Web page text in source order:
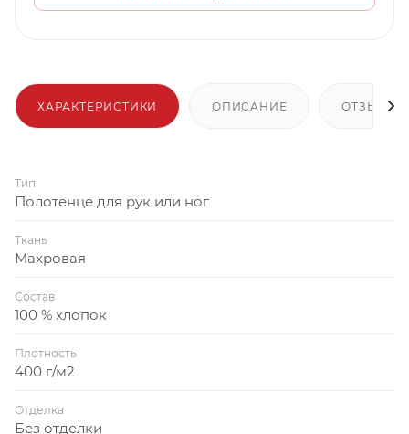
ХАРАКТЕРИСТИКИ ОПИСАНИЕ ОТЗЫВЫ
Тип
Полотенце для рук или ног
Ткань
Махровая
Состав
100 % хлопок
Плотность
400 г/м2
Отделка
Без отделки